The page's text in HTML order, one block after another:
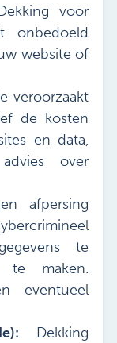
voor
onbedoeld
website of
veroorzaakt
de kosten
en data,
over
afpersing
te
te maken.
eventueel
Dekking